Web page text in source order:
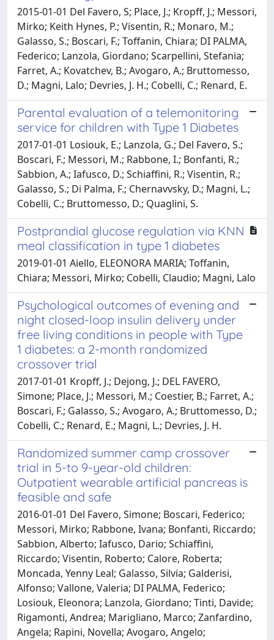
2015-01-01 Del Favero, S; Place, J.; Kropff, J.; Messori,
Mirko; Keith Hynes, P.; Visentin, R.; Monaro, M.;
Galasso, S.; Boscari, F.; Toffanin, Chiara; DI PALMA,
Federico; Lanzola, Giordano; Scarpellini, Stefania;
Farret, A.; Kovatchev, B.; Avogaro, A.; Bruttomesso,
D.; Magni, Lalo; Devries, J. H.; Cobelli, C.; Renard, E.
Parental evaluation of a telemonitoring
service for children with Type 1 Diabetes
2017-01-01 Losiouk, E.; Lanzola, G.; Del Favero, S.;
Boscari, F.; Messori, M.; Rabbone, I.; Bonfanti, R.;
Sabbion, A.; Iafusco, D.; Schiaffini, R.; Visentin, R.;
Galasso, S.; Di Palma, F.; Chernavvsky, D.; Magni, L.;
Cobelli, C.; Bruttomesso, D.; Quaglini, S.
Postprandial glucose regulation via KNN
meal classification in type 1 diabetes
2019-01-01 Aiello, ELEONORA MARIA; Toffanin,
Chiara; Messori, Mirko; Cobelli, Claudio; Magni, Lalo
Psychological outcomes of evening and
night closed-loop insulin delivery under
free living conditions in people with Type
1 diabetes: a 2-month randomized
crossover trial
2017-01-01 Kropff, J.; Dejong, J.; DEL FAVERO,
Simone; Place, J.; Messori, M.; Coestier, B.; Farret, A.;
Boscari, F.; Galasso, S.; Avogaro, A.; Bruttomesso, D.;
Cobelli, C.; Renard, E.; Magni, L.; Devries, J. H.
Randomized summer camp crossover
trial in 5-to 9-year-old children:
Outpatient wearable artificial pancreas is
feasible and safe
2016-01-01 Del Favero, Simone; Boscari, Federico;
Messori, Mirko; Rabbone, Ivana; Bonfanti, Riccardo;
Sabbion, Alberto; Iafusco, Dario; Schiaffini,
Riccardo; Visentin, Roberto; Calore, Roberta;
Moncada, Yenny Leal; Galasso, Silvia; Galderisi,
Alfonso; Vallone, Valeria; DI PALMA, Federico;
Losiouk, Eleonora; Lanzola, Giordano; Tinti, Davide;
Rigamonti, Andrea; Marigliano, Marco; Zanfardino,
Angela; Rapini, Novella; Avogaro, Angelo;